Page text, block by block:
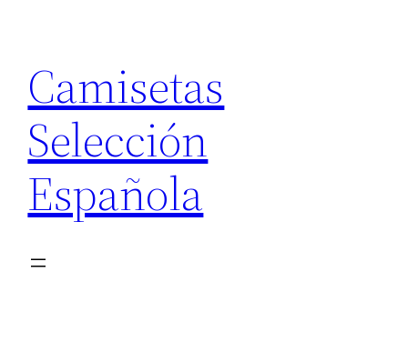
contenido
Camisetas
Selección
Española